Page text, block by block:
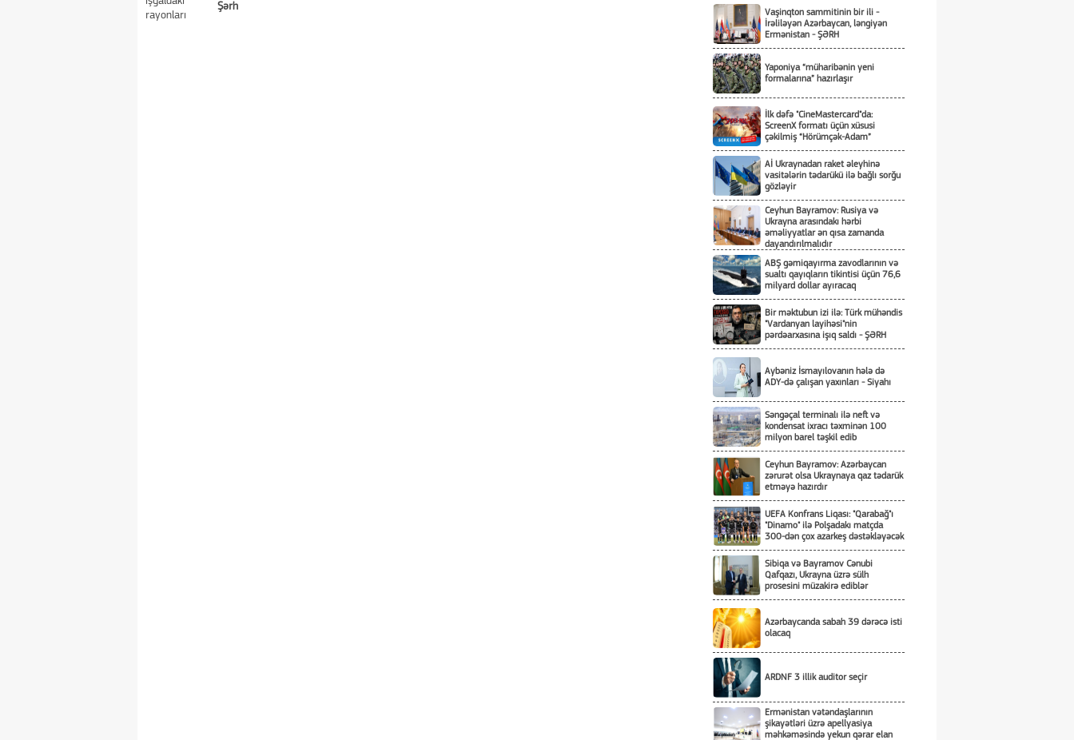
Şərh
Vaşinqton sammitinin bir ili -
İrəliləyən Azərbaycan, ləngiyən
Ermənistan - ŞƏRH
Yaponiya “müharibənin yeni
formalarına” hazırlaşır
İlk dəfə "CineMastercard"da:
ScreenX formatı üçün xüsusi
çəkilmiş “Hörümçək-Adam”
Aİ Ukraynadan raket əleyhinə
vasitələrin tədarükü ilə bağlı sorğu
gözləyir
Ceyhun Bayramov: Rusiya və
Ukrayna arasındakı hərbi
əməliyyatlar ən qısa zamanda
dayandırılmalıdır
ABŞ gəmiqayırma zavodlarının və
sualtı qayıqların tikintisi üçün 76,6
milyard dollar ayıracaq
Bir məktubun izi ilə: Türk mühəndis
"Vardanyan layihəsi"nin
pərdəarxasına işıq saldı - ŞƏRH
Aybəniz İsmayılovanın hələ də
ADY-də çalışan yaxınları - Siyahı
Səngəçal terminalı ilə neft və
kondensat ixracı təxminən 100
milyon barel təşkil edib
Ceyhun Bayramov: Azərbaycan
zərurət olsa Ukraynaya qaz tədarük
etməyə hazırdır
UEFA Konfrans Liqası: "Qarabağ"ı
"Dinamo" ilə Polşadakı matçda
300-dən çox azarkeş dəstəkləyəcək
Sibiqa və Bayramov Cənubi
Qafqazı, Ukrayna üzrə sülh
prosesini müzakirə ediblər
Azərbaycanda sabah 39 dərəcə isti
olacaq
ARDNF 3 illik auditor seçir
Ermənistan vətəndaşlarının
şikayətləri üzrə apellyasiya
məhkəməsində yekun qərar elan